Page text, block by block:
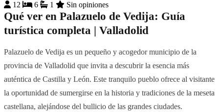
12
6 1 Sin opiniones
Qué ver en Palazuelo de Vedija: Guía
turística completa | Valladolid
Palazuelo de Vedija es un pequeño y acogedor municipio de la
provincia de Valladolid que invita a descubrir la esencia más
auténtica de Castilla y León. Este tranquilo pueblo ofrece al visitante
la oportunidad de sumergirse en la historia y tradiciones de la meseta
castellana, alejándose del bullicio de las grandes ciudades.